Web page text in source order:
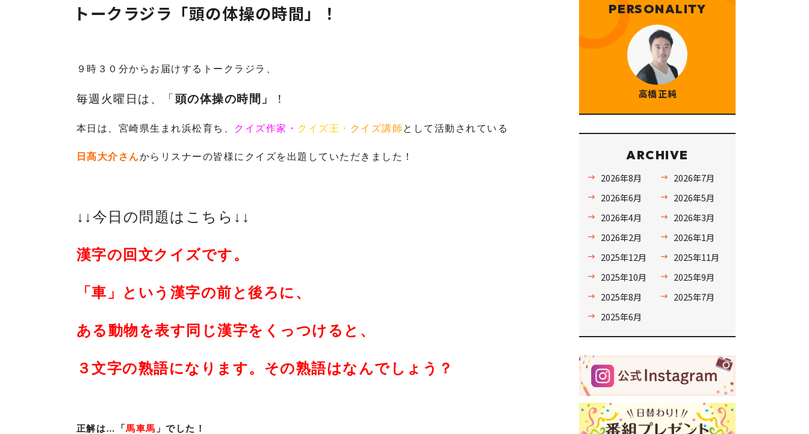
トークラジラ「頭の体操の時間」！
９時３０分からお届けするトークラジラ、
毎週火曜日は、「 頭の体操の時間」 ！
本日は、宮崎県生まれ浜松育ち、 クイズ作家・ クイズ王・ クイズ講師 として活動されている
日髙大介さんからリスナーの皆様に クイズを出題していただきました！
↓↓今日の問題はこちら↓↓
漢字の回文クイズです。
「車」という漢字の前と後ろに、
ある動物を表す同じ漢字をくっつけると、
３文字の熟語になります。その熟語はなんでしょう？
正解は…「馬車馬 」でした！
PERSONALITY
高橋 正純
ARCHIVE
2026年8月
2026年7月
2026年6月
2026年5月
2026年4月
2026年3月
2026年2月
2026年1月
2025年12月
2025年11月
2025年10月
2025年9月
2025年8月
2025年7月
2025年6月